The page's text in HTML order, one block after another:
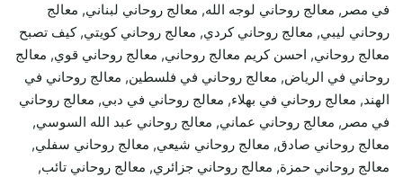
في مصر, معالج روحاني لوجه الله, معالج روحاني لبناني, معالج
روحاني ليبي, معالج روحاني كردي, معالج روحاني كويتي, كيف تصبح
معالج روحاني, احسن كريم معالج روحاني, معالج روحاني قوي, معالج
روحاني في الرياض, معالج روحاني في فلسطين, معالج روحاني في
الهند, معالج روحاني في بهلاء, معالج روحاني في دبي, معالج روحاني
في مصر, معالج روحاني عماني, معالج روحاني عبد الله السوسي,
معالج روحاني صادق, معالج روحاني شيعي, معالج روحاني سفلي,
معالج روحاني حمزة, معالج روحاني جزائري, معالج روحاني تائب,